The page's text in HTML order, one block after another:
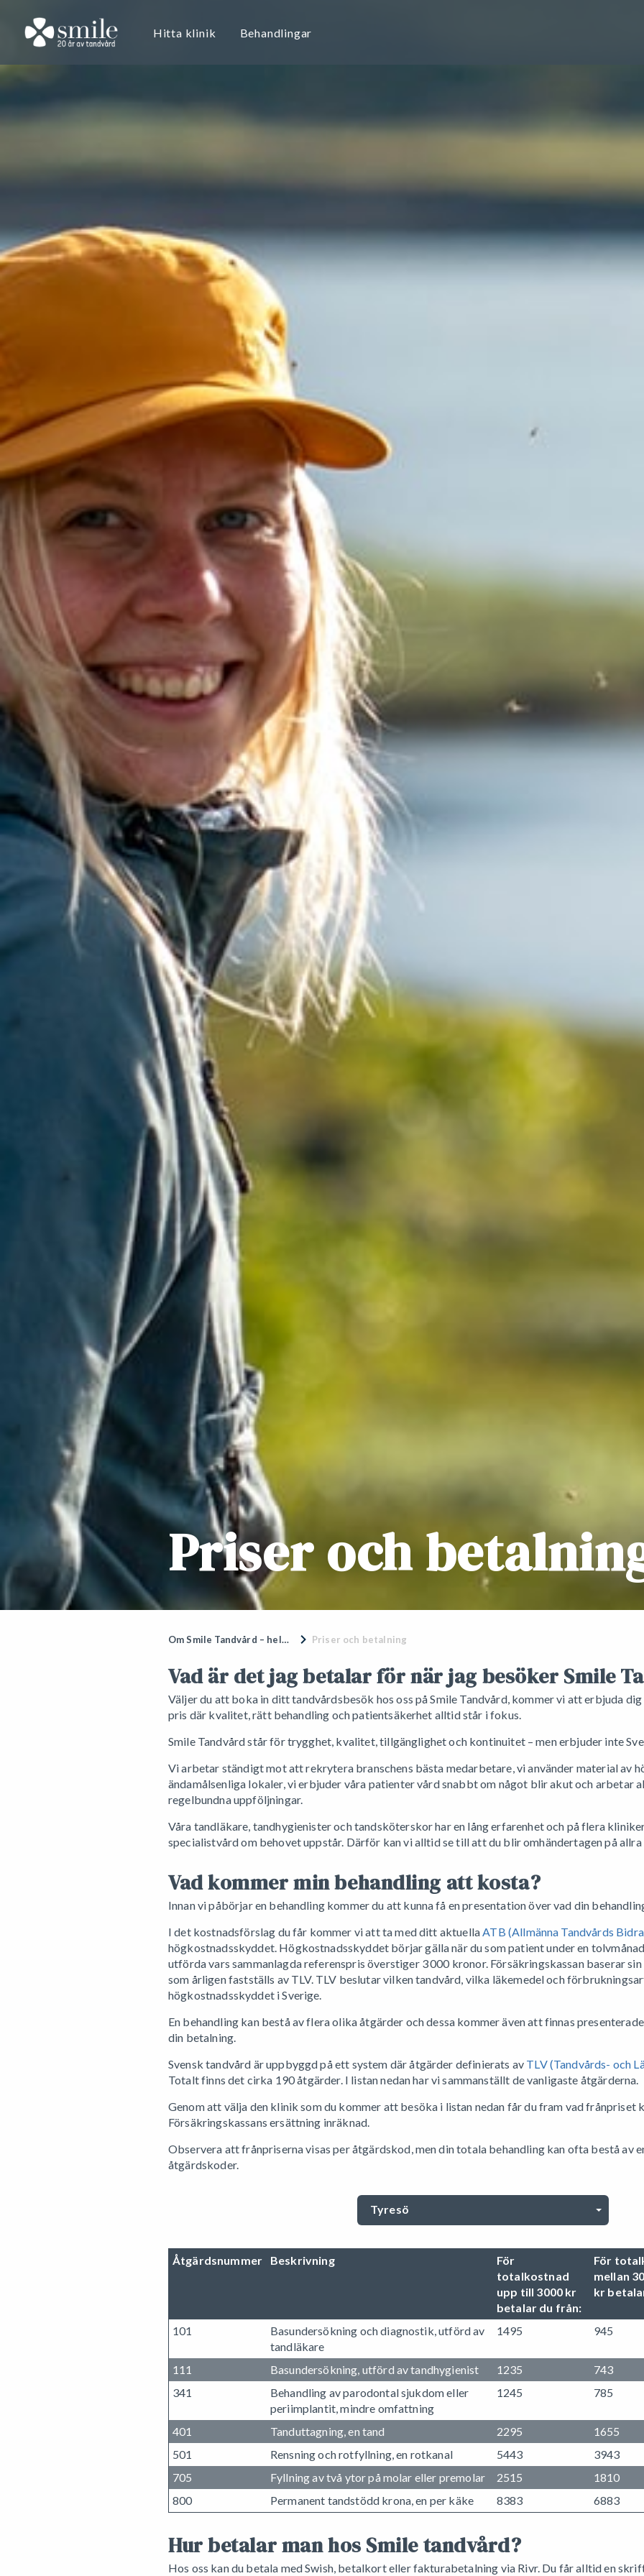
Priser och
Om Smile Tandvård – hela Sveriges tandläkare Priser och betalning
Vad är det jag betalar för när jag besöker Smile
Väljer du att boka in ditt tandvårdsbesök hos oss på Smile Tandvård, kommer vi att erbjuda
pris där kvalitet, rätt behandling och patientsäkerhet alltid står i fokus.
Smile Tandvård står för trygghet, kvalitet, tillgänglighet och kontinuitet – men erbjuder inte
Vi arbetar ständigt mot att rekrytera branschens bästa medarbetare, vi använder material av
ändamålsenliga lokaler, vi erbjuder våra patienter vård snabbt om något blir akut och arbetar
regelbundna uppföljningar.
Våra tandläkare, tandhygienister och tandsköterskor har en lång erfarenhet och på flera
specialistvård om behovet uppstår. Därför kan vi alltid se till att du blir omhändertagen på
Vad kommer min behandling att kosta?
Innan vi påbörjar en behandling kommer du att kunna få en presentation över vad din
I det kostnadsförslag du får kommer vi att ta med ditt aktuellaATB (Allmänna Tandvårds
högkostnadsskyddet. Högkostnadsskyddet börjar gälla när du som patient under en
utförda vars sammanlagda referenspris överstiger 3 000 kronor. Försäkringskassan baserar
som årligen fastställs av TLV. TLV beslutar vilken tandvård, vilka läkemedel och
högkostnadsskyddet i Sverige.
En behandling kan bestå av flera olika åtgärder och dessa kommer även att finnas
din betalning.
Svensk tandvård är uppbyggd på ett system där åtgärder definierats av TLV (Tandvårds- och
Totalt finns det cirka 190 åtgärder. I listan nedan har vi sammanställt de vanligaste åtgärderna.
Genom att välja den klinik som du kommer att besöka i listan nedan får du fram vad frånpriset
Försäkringskassans ersättning inräknad.
Observera att frånpriserna visas per åtgärdskod, men din totala behandling kan ofta bestå av
åtgärdskoder.
Tyresö
Åtgärdsnummer Beskrivning
För
totalkostnad
upp till 3000 kr
betalar du från:
För
mellan
kr
101
Basundersökning och diagnostik, utförd av
tandläkare
1495 945
111 Basundersökning, utförd av tandhygienist 1235
743
341
Behandling av parodontal sjukdom eller
periimplantit, mindre omfattning
1245 785
401 Tanduttagning, en tand 2295
1655
501
Rensning och rotfyllning, en rotkanal 5443
3943
705
Fyllning av två ytor på molar eller premolar 2515
1810
800
Permanent tandstödd krona, en per käke 8383 6883
Hur betalar man hos Smile tandvård?
Hos oss kan du betala med Swish, betalkort eller fakturabetalning via Rivr. Du får alltid en
Hitta klinik Behandlingar